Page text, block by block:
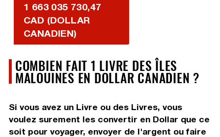
1 663 035 730,47
CAD (DOLLAR
CANADIEN)
COMBIEN FAIT 1 LIVRE DES ÎLES
MALOUINES EN DOLLAR CANADIEN ?
Si vous avez un Livre ou des Livres, vous
voulez surement les convertir en Dollar que ce
soit pour voyager, envoyer de l'argent ou faire